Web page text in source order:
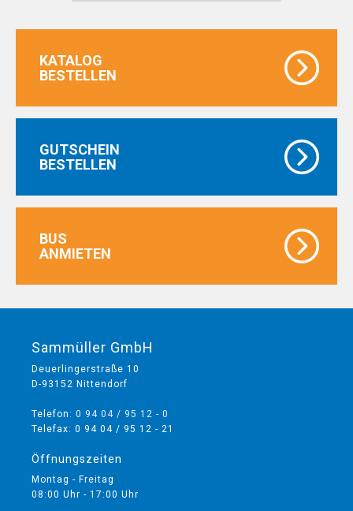
KATALOG
BESTELLEN
GUTSCHEIN
BESTELLEN
BUS
ANMIETEN
Sammüller GmbH
Deuerlingerstraße 10
D-93152 Nittendorf
Telefon: 0 94 04 / 95 12 - 0
Telefax: 0 94 04 / 95 12 - 21
Öffnungszeiten
Montag - Freitag
08:00 Uhr - 17:00 Uhr